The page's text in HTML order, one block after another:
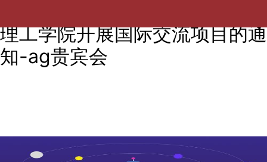
理工学院开展国际交流项目的通
知-ag贵宾会